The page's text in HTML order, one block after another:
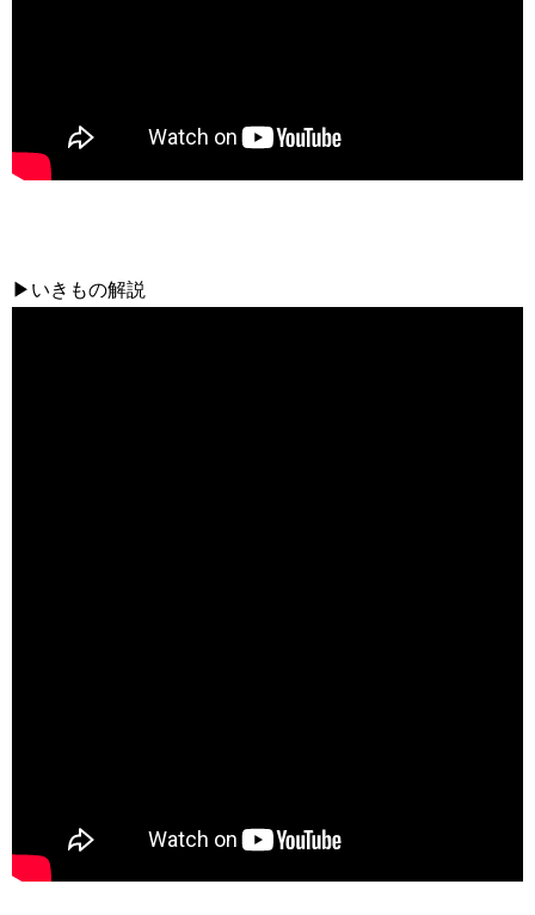
▶いきもの解説